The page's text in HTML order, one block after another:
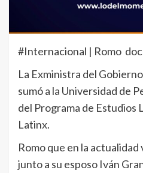
#Internacional | Romo
La Exministra del
sumó a la Universidad de
del Programa de Estudios
Latinx.
Romo que en la
junto a su esposo Iván